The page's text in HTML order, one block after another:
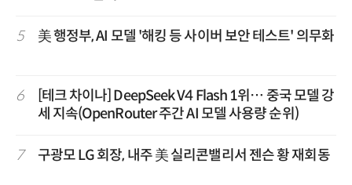
5 美 행정부, AI 모델 '해킹 등 사이버 보안 테스트' 의무화
6
[테크 차이나] DeepSeek V4 Flash 1위… 중국 모델 강
세 지속(OpenRouter 주간 AI 모델 사용량 순위)
7 구광모 LG 회장, 내주 美 실리콘밸리서 젠슨 황 재회동